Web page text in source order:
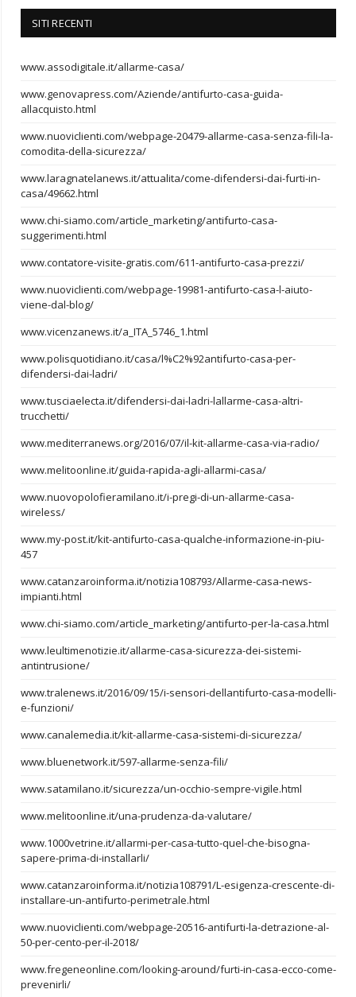
SITI RECENTI
www.assodigitale.it/allarme-casa/
www.genovapress.com/Aziende/antifurto-casa-guida-
allacquisto.html
www.nuoviclienti.com/webpage-20479-allarme-casa-senza-fili-la-
comodita-della-sicurezza/
www.laragnatelanews.it/attualita/come-difendersi-dai-furti-in-
casa/49662.html
www.chi-siamo.com/article_marketing/antifurto-casa-
suggerimenti.html
www.contatore-visite-gratis.com/611-antifurto-casa-prezzi/
www.nuoviclienti.com/webpage-19981-antifurto-casa-l-aiuto-
viene-dal-blog/
www.vicenzanews.it/a_ITA_5746_1.html
www.polisquotidiano.it/casa/l%C2%92antifurto-casa-per-
difendersi-dai-ladri/
www.tusciaelecta.it/difendersi-dai-ladri-lallarme-casa-altri-
trucchetti/
www.mediterranews.org/2016/07/il-kit-allarme-casa-via-radio/
www.melitoonline.it/guida-rapida-agli-allarmi-casa/
www.nuovopolofieramilano.it/i-pregi-di-un-allarme-casa-
wireless/
www.my-post.it/kit-antifurto-casa-qualche-informazione-in-piu-
457
www.catanzaroinforma.it/notizia108793/Allarme-casa-news-
impianti.html
www.chi-siamo.com/article_marketing/antifurto-per-la-casa.html
www.leultimenotizie.it/allarme-casa-sicurezza-dei-sistemi-
antintrusione/
www.tralenews.it/2016/09/15/i-sensori-dellantifurto-casa-modelli-
e-funzioni/
www.canalemedia.it/kit-allarme-casa-sistemi-di-sicurezza/
www.bluenetwork.it/597-allarme-senza-fili/
www.satamilano.it/sicurezza/un-occhio-sempre-vigile.html
www.melitoonline.it/una-prudenza-da-valutare/
www.1000vetrine.it/allarmi-per-casa-tutto-quel-che-bisogna-
sapere-prima-di-installarli/
www.catanzaroinforma.it/notizia108791/L-esigenza-crescente-di-
installare-un-antifurto-perimetrale.html
www.nuoviclienti.com/webpage-20516-antifurti-la-detrazione-al-
50-per-cento-per-il-2018/
www.fregeneonline.com/looking-around/furti-in-casa-ecco-come-
prevenirli/